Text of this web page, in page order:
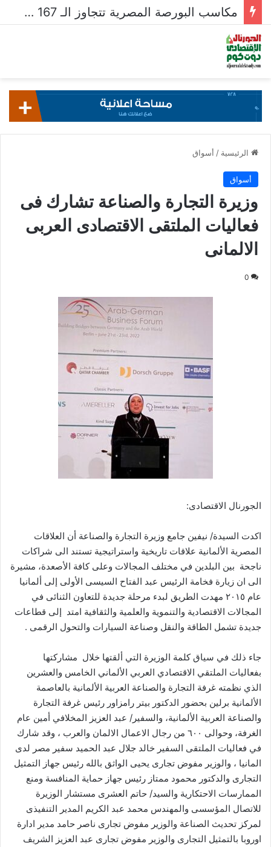
قيم تداولات البورصة تتراجع لـ 604.4 مليار جنيه فى أسبوع
الرئيسية / أسواق
أسواق
وزيرة التجارة والصناعة تشارك فى
فعاليات الملتقى الاقتصادى العربى
الالمانى
0
الجورنال الاقتصادى:
اكدت السيدة/ نيفين جامع وزيرة التجارة والصناعة أن العلاقات
المصریة الألمانیة علاقات تاریخیة واستراتیجیة تستند الى شراكات
ناجحة بین البلدين في مختلف المجالات وعلى كافة الأصعدة، مشيرة
الى ان زیارة فخامة الرئیس عبد الفتاح السیسى الأولى إلى ألمانیا
عام ۲۰۱٥ مهدت الطريق لبدء مرحلة جديدة للتعاون الثنائى في
المجالات الاقتصادیة والتنمویة والعلمیة والثقافیة امتد إلى قطاعات
جدیدة تشمل الطاقة والنقل وصناعة السیارات والتحول الرقمى .
جاء ذلك في سياق كلمة الوزيرة التي ألقتها خلال مشاركتها
بفعاليات الملتقي الاقتصادي العربي الألماني الخامس والعشرين
الذي نظمته غرفة التجارة والصناعة العربیة الألمانیة بالعاصمة
الألمانية برلين بحضور الدكتور بيتر رامزاور رئيس غرفة التجارة
والصناعة العربية الألمانية، والسفير/ عبد العزيز المخلافي أمين عام
الغرفة، وحوالى ٦٠٠ من رجال الاعمال الالمان والعرب ، وقد شارك
في فعاليات الملتقى السفير خالد جلال عبد الحميد سفير مصر لدى
المانيا ، والوزير مفوض تجارى يحيى الواثق بالله رئيس جهاز التمثيل
التجارى والدكتور محمود ممتاز رئيس جهاز حماية المنافسة ومنع
الممارسات الاحتكارية والسيد/ حاتم العشرى مستشار الوزيرة
للاتصال المؤسسى والمهندس محمد عبد الكريم المدير التنفيذى
لمركز تحديث الصناعة والوزير مفوض تجارى ناصر حامد مدير ادارة
اوروبا بالتمثيل التجارى والوزير مفوض تجارى عبد العزيز الشريف